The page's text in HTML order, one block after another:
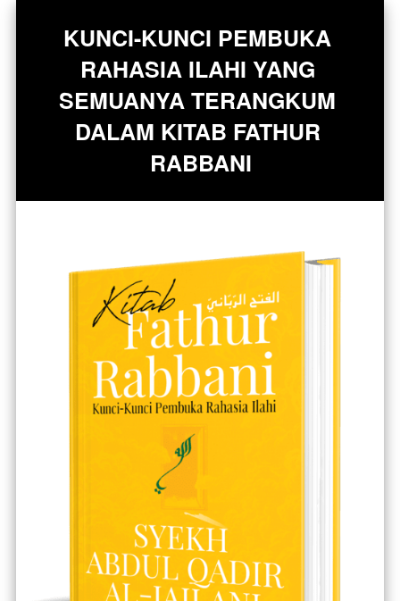
KUNCI-KUNCI PEMBUKA
RAHASIA ILAHI YANG
SEMUANYA TERANGKUM
DALAM KITAB FATHUR
RABBANI